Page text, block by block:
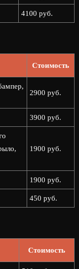
4100 руб.
Стоимость
2900 руб.
3900 руб.
1900 руб.
1900 руб.
450 руб.
Стоимость